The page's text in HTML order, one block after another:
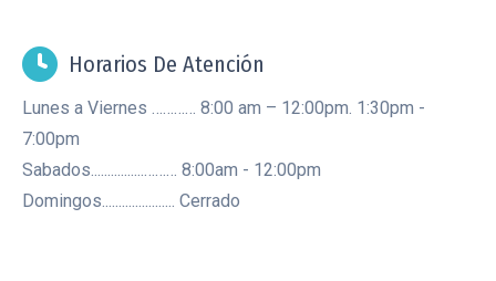
Horarios De Atención
Lunes a Viernes ………… 8:00 am – 12:00pm. 1:30pm -
7:00pm
Sabados................……… 8:00am - 12:00pm
Domingos...................... Cerrado